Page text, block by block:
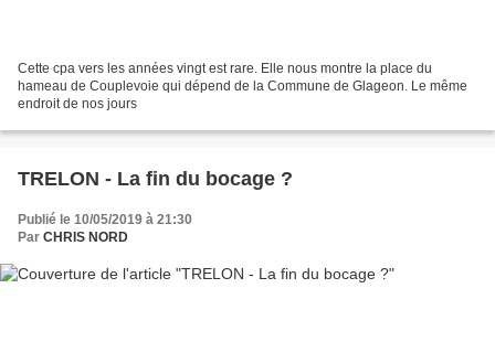
Cette cpa vers les années vingt est rare. Elle nous montre la place du
hameau de Couplevoie qui dépend de la Commune de Glageon. Le même
endroit de nos jours
TRELON - La fin du bocage ?
Publié le 10/05/2019 à 21:30
Par CHRIS NORD